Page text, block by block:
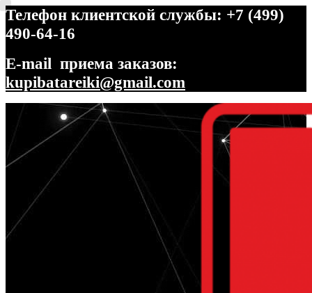
Телефон клиентской службы: +7 (499)
490-64-16
E-mail приема заказов:
kupibatareiki@gmail.com
Перейти
навигации
Перейти
содержимому